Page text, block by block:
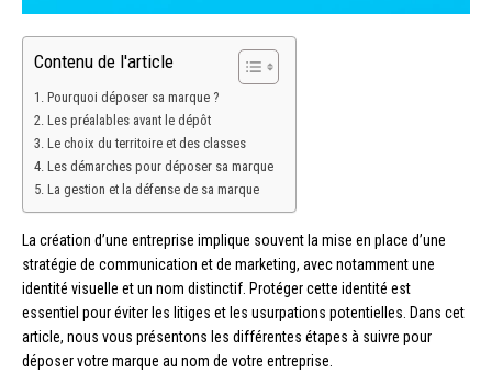
Contenu de l'article
Pourquoi déposer sa marque ?
Les préalables avant le dépôt
Le choix du territoire et des classes
Les démarches pour déposer sa marque
La gestion et la défense de sa marque
La création d’une entreprise implique souvent la mise en place d’une
stratégie de communication et de marketing, avec notamment une
identité visuelle et un nom distinctif. Protéger cette identité est
essentiel pour éviter les litiges et les usurpations potentielles. Dans cet
article, nous vous présentons les différentes étapes à suivre pour
déposer votre marque au nom de votre entreprise.